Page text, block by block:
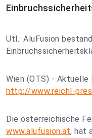
Utl.: AluFusion
Wien (OTS) -
http://www.reichl-
Die österreichische
www.alufusion.at, hat